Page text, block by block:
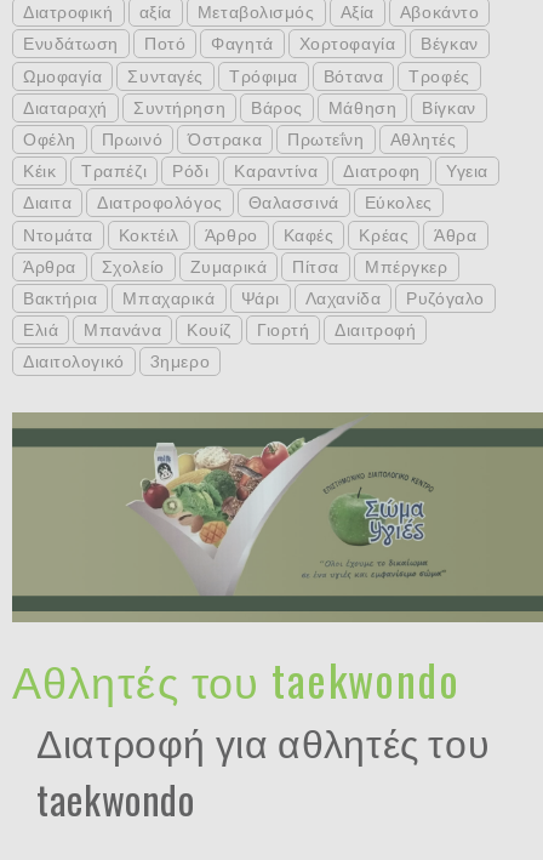
Διατροφική
αξία Μεταβολισμός Αξία
Αβοκάντο
Ενυδάτωση
Ποτό Φαγητά Χορτοφαγία
Βέγκαν
Ωμοφαγία
Συνταγές Τρόφιμα Βότανα
Τροφές
Διαταραχή
Συντήρηση Βάρος Μάθηση
Βίγκαν
Οφέλη
Πρωινό Όστρακα Πρωτεΐνη
Αθλητές
Κέικ
Τραπέζι Ρόδι Καραντίνα Διατροφη
Υγεια
Διαιτα
Διατροφολόγος Θαλασσινά
Εύκολες
Ντομάτα
Κοκτέιλ Άρθρο Καφές Κρέας
Άθρα
Άρθρα
Σχολείο Ζυμαρικά Πίτσα
Μπέργκερ
Βακτήρια
Μπαχαρικά Ψάρι Λαχανίδα
Ρυζόγαλο
Ελιά
Μπανάνα Κουίζ Γιορτή
Διαιτροφή
Διαιτολογικό
3ημερο
Αθλητές του taekwondo
Διατροφή για αθλητές του
taekwondo